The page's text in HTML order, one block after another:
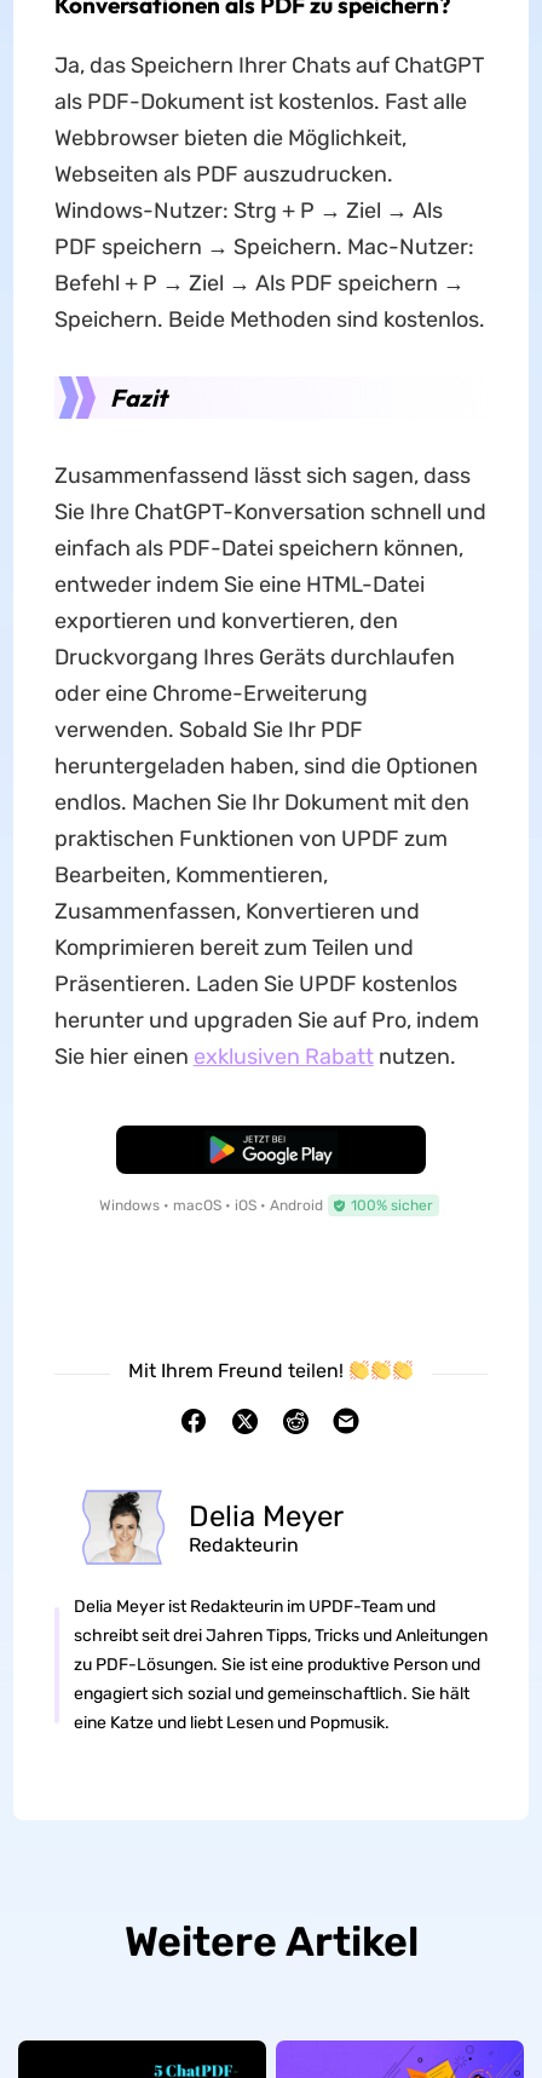
Ja, das Speichern Ihrer Chats auf ChatGPT
als PDF-Dokument ist kostenlos. Fast alle
Webbrowser bieten die Möglichkeit,
Webseiten als PDF auszudrucken.
Windows-Nutzer: Strg + P → Ziel → Als
PDF speichern → Speichern. Mac-Nutzer:
Befehl + P → Ziel → Als PDF speichern →
Speichern. Beide Methoden sind kostenlos.
Fazit
Zusammenfassend lässt sich sagen, dass
Sie Ihre ChatGPT-Konversation schnell und
einfach als PDF-Datei speichern können,
entweder indem Sie eine HTML-Datei
exportieren und konvertieren, den
Druckvorgang Ihres Geräts durchlaufen
oder eine Chrome-Erweiterung
verwenden. Sobald Sie Ihr PDF
heruntergeladen haben, sind die Optionen
endlos. Machen Sie Ihr Dokument mit den
praktischen Funktionen von UPDF zum
Bearbeiten, Kommentieren,
Zusammenfassen, Konvertieren und
Komprimieren bereit zum Teilen und
Präsentieren. Laden Sie UPDF kostenlos
herunter und upgraden Sie auf Pro, indem
Sie hier einen exklusiven Rabattnutzen.
Kostenloser Download
Windows • macOS • iOS • Android 100% sicher
Mit Ihrem Freund teilen!
Delia Meyer
Redakteurin
Delia Meyer ist Redakteurin im UPDF-Team und
schreibt seit drei Jahren Tipps, Tricks und Anleitungen
zu PDF-Lösungen. Sie ist eine produktive Person und
engagiert sich sozial und gemeinschaftlich. Sie hält
eine Katze und liebt Lesen und Popmusik.
Weitere Artikel